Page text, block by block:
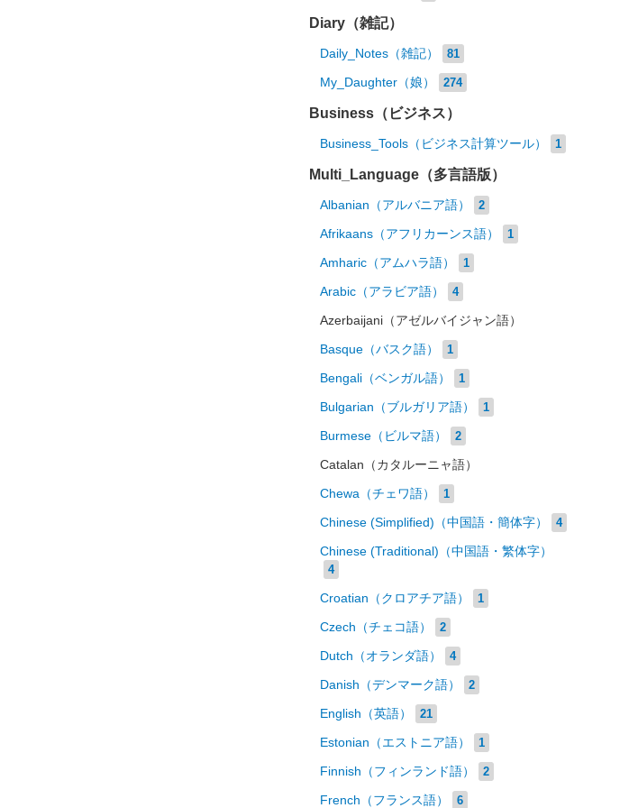
Diary（雑記）
Daily_Notes（雑記） 81
My_Daughter（娘） 274
Business（ビジネス）
Business_Tools（ビジネス計算ツール） 1
Multi_Language（多言語版）
Albanian（アルバニア語） 2
Afrikaans（アフリカーンス語） 1
Amharic（アムハラ語） 1
Arabic（アラビア語） 4
Azerbaijani（アゼルバイジャン語）
Basque（バスク語） 1
Bengali（ベンガル語） 1
Bulgarian（ブルガリア語） 1
Burmese（ビルマ語） 2
Catalan（カタルーニャ語）
Chewa（チェワ語） 1
Chinese (Simplified)（中国語・簡体字） 4
Chinese (Traditional)（中国語・繁体字）
4
Croatian（クロアチア語） 1
Czech（チェコ語） 2
Dutch（オランダ語） 4
Danish（デンマーク語） 2
English（英語） 21
Estonian（エストニア語） 1
Finnish（フィンランド語） 2
French（フランス語） 6